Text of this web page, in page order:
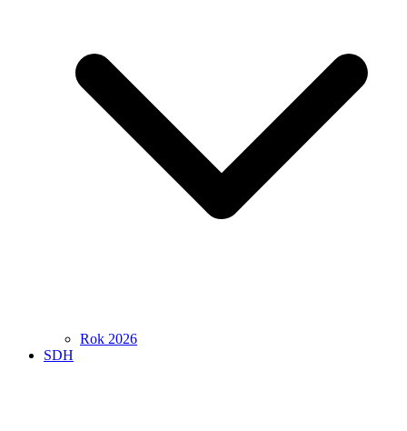
Rok 2026
SDH